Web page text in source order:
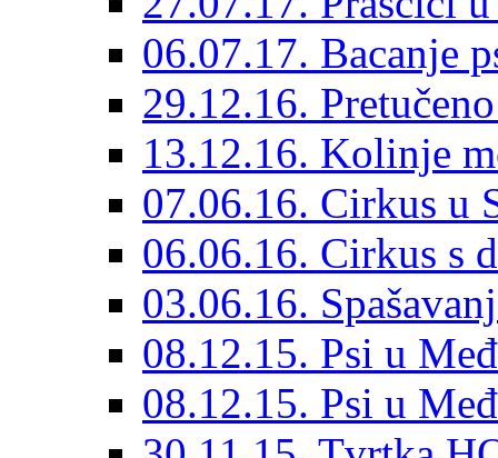
06.07.17. Bacanje
29.12.16.
13.12.16. Kolinje
07.06.16. Cirkus u
06.06.16. Cirkus s
03.06.16.
08.12.15. Psi u
08.12.15. Psi u